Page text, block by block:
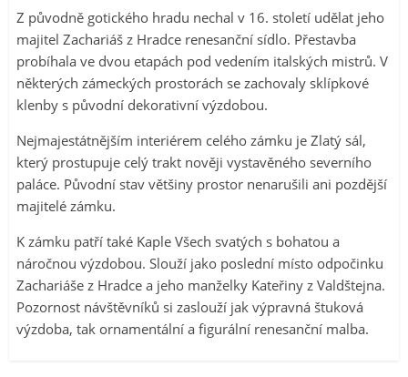
Z původně gotického hradu nechal v 16. století udělat jeho
majitel Zachariáš z Hradce renesanční sídlo. Přestavba
probíhala ve dvou etapách pod vedením italských mistrů. V
některých zámeckých prostorách se zachovaly sklípkové
klenby s původní dekorativní výzdobou.
Nejmajestátnějším interiérem celého zámku je Zlatý sál,
který prostupuje celý trakt nověji vystavěného severního
paláce. Původní stav většiny prostor nenarušili ani pozdější
majitelé zámku.
K zámku patří také Kaple Všech svatých s bohatou a
náročnou výzdobou. Slouží jako poslední místo odpočinku
Zachariáše z Hradce a jeho manželky Kateřiny z Valdštejna.
Pozornost návštěvníků si zaslouží jak výpravná štuková
výzdoba, tak ornamentální a figurální renesanční malba.